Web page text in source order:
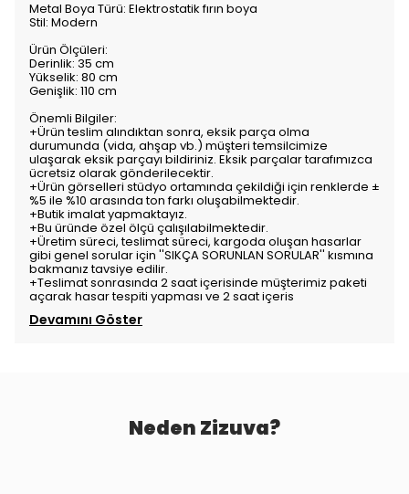
Metal Boya Türü: Elektrostatik fırın boya
Stil: Modern
Ürün Ölçüleri:
Derinlik: 35 cm
Yükselik: 80 cm
Genişlik: 110 cm
Önemli Bilgiler:
+Ürün teslim alındıktan sonra, eksik parça olma
durumunda (vida, ahşap vb.) müşteri temsilcimize
ulaşarak eksik parçayı bildiriniz. Eksik parçalar tarafımızca
ücretsiz olarak gönderilecektir.
+Ürün görselleri stüdyo ortamında çekildiği için renklerde ±
%5 ile %10 arasında ton farkı oluşabilmektedir.
+Butik imalat yapmaktayız.
+Bu üründe özel ölçü çalışılabilmektedir.
+Üretim süreci, teslimat süreci, kargoda oluşan hasarlar
gibi genel sorular için ''SIKÇA SORUNLAN SORULAR'' kısmına
bakmanız tavsiye edilir.
+Teslimat sonrasında 2 saat içerisinde müşterimiz paketi
açarak hasar tespiti yapması ve 2 saat içeris
Devamını Göster
Neden Zizuva?